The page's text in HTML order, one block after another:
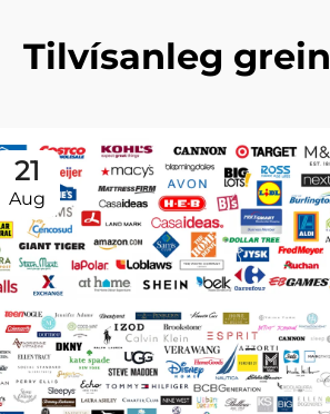
Tilvísanleg grein
21
Aug